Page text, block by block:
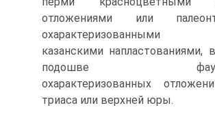
отложениями или
охарактеризованными
казанскими напла­стованиями,
подошве
охарактеризованных
триаса или верхней юры.